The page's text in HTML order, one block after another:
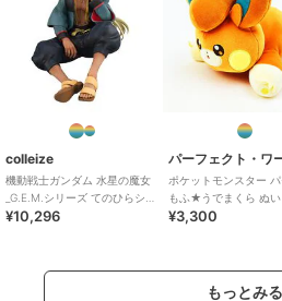
colleize
機動戦士ガンダム 水星の魔女
_G.E.M.シリーズ てのひらシャ
ディクくん
¥10,296
ポケットモンスター
もふ★うでまくら ぬい
ポケモン
¥3,300
もっとみる